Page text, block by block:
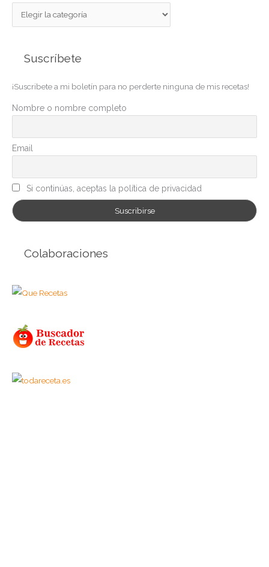
a
o
r
a
s
Suscríbete
¡Suscribete a mi boletín para no perderte ninguna de mis recetas!
Nombre o nombre completo
Email
Si continúas, aceptas la política de privacidad
Colaboraciones